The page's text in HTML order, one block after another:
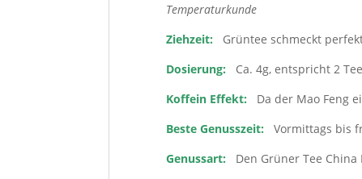
Temperaturkunde
Ziehzeit: Grüntee schmeckt
Dosierung: Ca. 4g, entspricht 2
Koffein Effekt:
Da der Mao Feng
Beste Genusszeit:
Vormittags bis
Genussart: Den Grüner Tee